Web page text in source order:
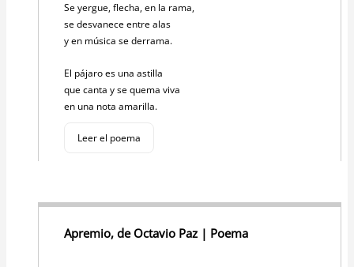
Se yergue, flecha, en la rama,
se desvanece entre alas
y en música se derrama.
El pájaro es una astilla
que canta y se quema viva
en una nota amarilla.
Leer el poema
Apremio, de Octavio Paz | Poema